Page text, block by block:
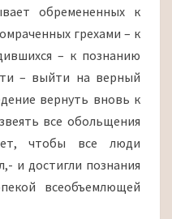
обремененных к
грехами – к
– к познанию
– выйти на верный
вернуть вновь к
все обольщения
чтобы все люди
и достигли познания
всеобъемлющей